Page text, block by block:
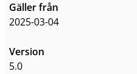
Gäller från
2025-03-04
Version
5.0